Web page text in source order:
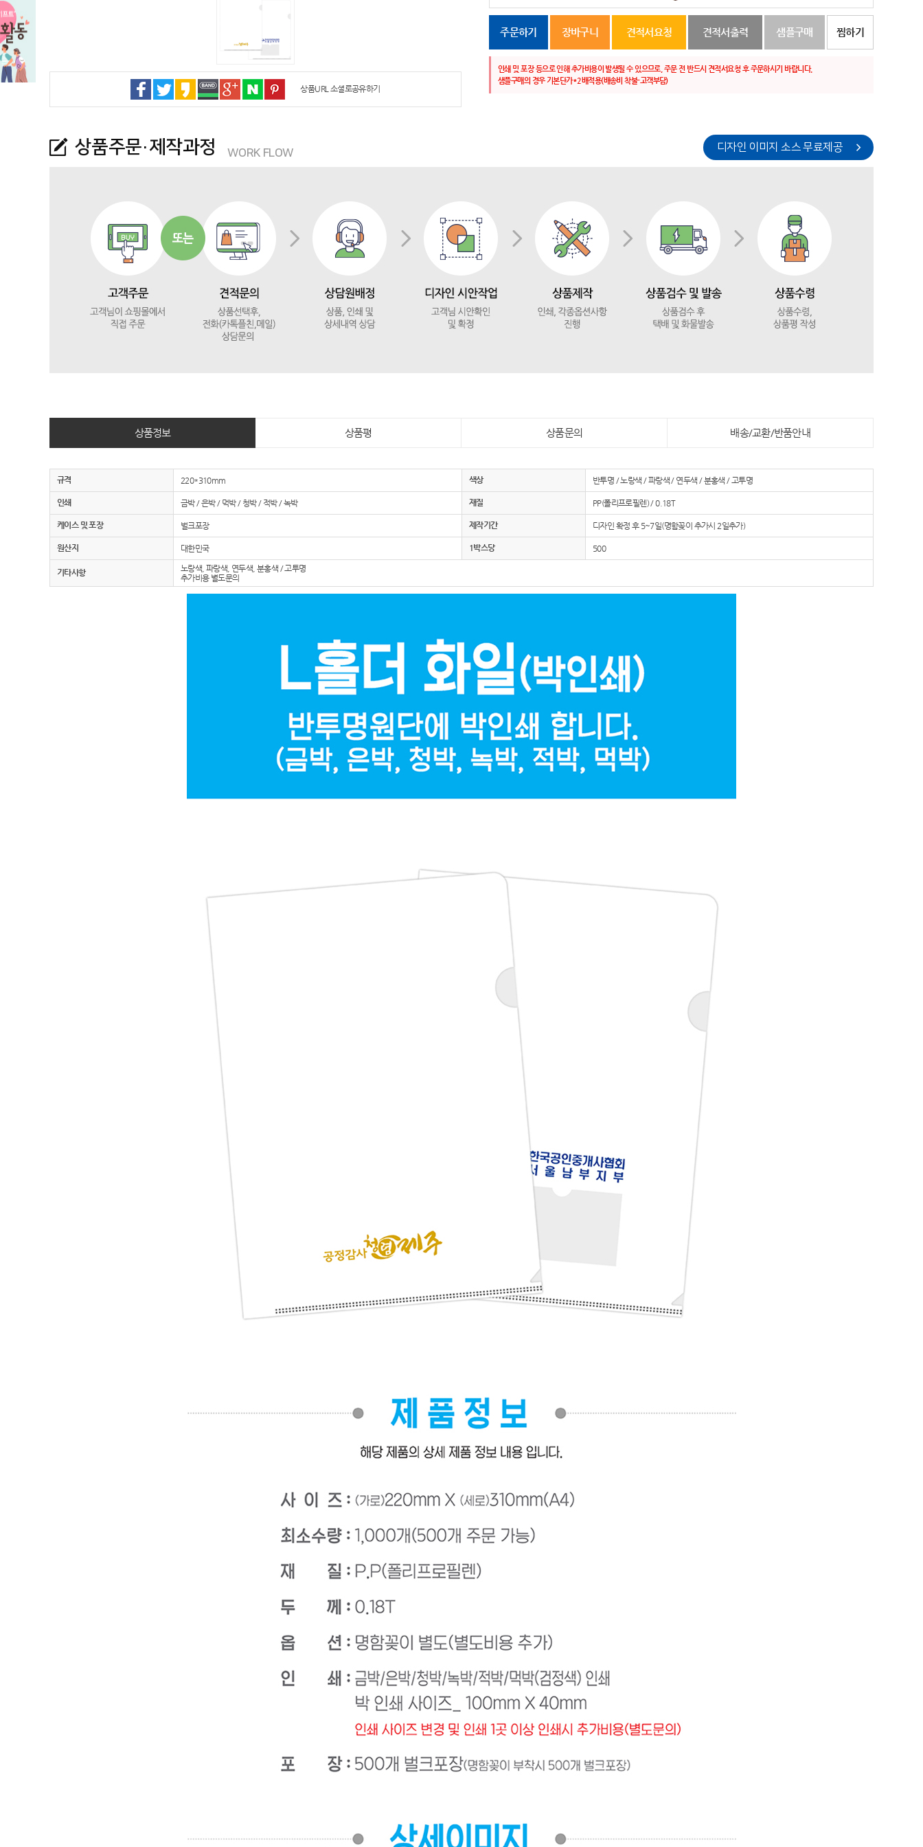
상품URL 소셜로공유하기
주문하기 장바구니 견적서요청 견적서출력 샘플구매 찜하기
인쇄 및 포장 등으로 인해 추가비용이 발생될 수 있으므로, 주문 전 반드시 견적서요청 후 주문하시기 바랍니다.
샘플구매의 경우 기본단가*2배적용(배송비 착불-고객부담)
상품주문·제작과정 WORK FLOW 디자인 이미지 소스 무료제공
상품정보 상품평 상품문의 배송/교환/반품안내
규격 220*310mm 색상 반투명 / 노랑색 / 파랑색 / 연두색 / 분홍색 / 고투명
인쇄 금박 / 은박 / 먹박 / 청박 / 적박 / 녹박 재질 PP(폴리프로필렌) / 0.18T
케이스 및 포장 벌크포장 제작기간 디자인 확정 후 5~7일(명함꽂이 추가시 2일추가)
원산지 대한민국 1박스당 500
기타사항
노랑색, 파랑색, 연두색, 분홍색 / 고투명
추가비용 별도문의